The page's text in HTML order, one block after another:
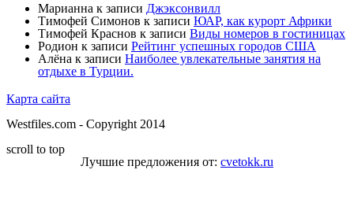
Марианна к записи Джэксонвилл
Тимофей Симонов к записи ЮАР, как курорт Африки
Тимофей Краснов к записи Виды номеров в гостиницах
Родион к записи Рейтинг успешных городов США
Алёна к записи Наиболее увлекательные занятия на
отдыхе в Турции.
Карта сайта
Westfiles.com - Copyright 2014
scroll to top
Лучшие предложения от: cvetokk.ru